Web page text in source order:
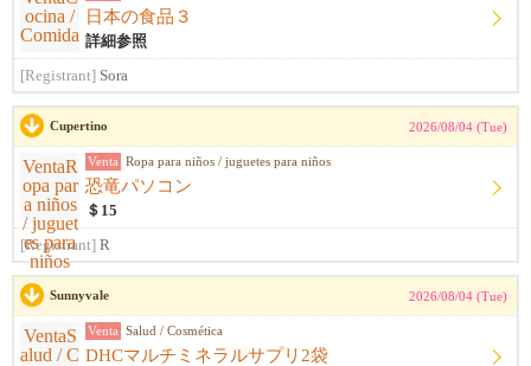
日本の食品３
詳細参照
[Registrant] Sora
Cupertino 2026/08/04 (Tue)
Venta Ropa para niños / juguetes para niños
恐竜パソコン
＄15
[Registrant] R
Sunnyvale 2026/08/04 (Tue)
Venta Salud / Cosmética
DHCマルチミネラルサプリ2袋